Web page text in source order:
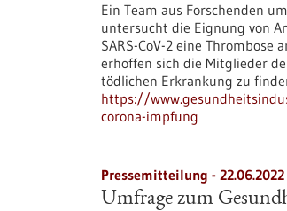
Ein Team aus Forschenden
untersucht die Eignung von
SARS-CoV-2 eine
erhoffen sich die Mitglieder
tödlichen Erkrankung zu
https://
corona-impfung
Pressemitteilung - 22.06.2022
Umfrage zum